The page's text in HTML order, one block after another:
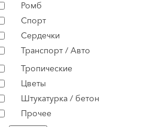
Ромб
Спорт
Сердечки
Транспорт / Авто
Тропические
Цветы
Штукатурка / бетон
Прочее